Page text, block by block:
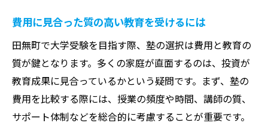
費用に見合った質の高い教育を受けるには
田無町で大学受験を目指す際、塾の選択は費用と教育の
質が鍵となります。多くの家庭が直面するのは、投資が
教育成果に見合っているかという疑問です。まず、塾の
費用を比較する際には、授業の頻度や時間、講師の質、
サポート体制などを総合的に考慮することが重要です。